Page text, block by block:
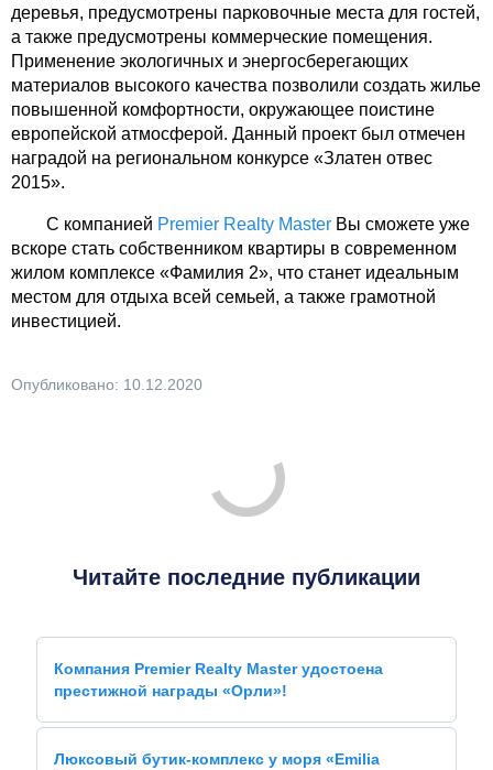
деревья, предусмотрены парковочные места для гостей,
а также предусмотрены коммерческие помещения.
Применение экологичных и энергосберегающих
материалов высокого качества позволили создать жилье
повышенной комфортности, окружающее поистине
европейской атмосферой. Данный проект был отмечен
наградой на региональном конкурсе «Златен отвес
2015».
С компанией Premier Realty Master Вы сможете уже
вскоре стать собственником квартиры в современном
жилом комплексе «Фамилия 2», что станет идеальным
местом для отдыха всей семьей, а также грамотной
инвестицией.
Опубликовано: 10.12.2020
Читайте последние публикации
Компания Premier Realty Master удостоена
престижной награды «Орли»!
Люксовый бутик-комплекс у моря «Emilia